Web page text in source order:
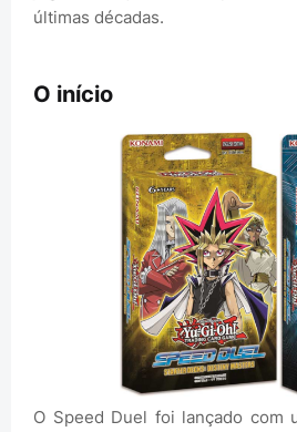
últimas décadas.
O início
O Speed Duel foi lançado com